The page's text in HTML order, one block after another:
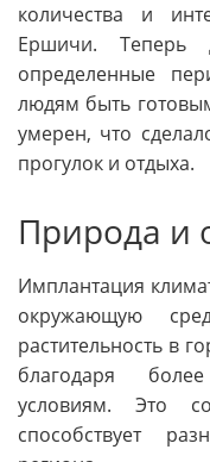
количества и
Ершичи.
определенные
людям быть
умерен, что
прогулок и отдыха.
Природа и
Имплантация
окружающую
растительность в
благодаря
условиям. Это
способствует